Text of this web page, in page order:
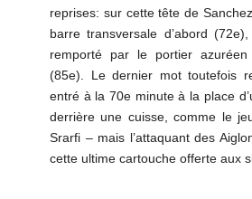
reprises: sur cette tête de
barre transversale d’abord
remporté par le portier
(85e). Le dernier mot toutefois
entré à la 70e minute à la place
derrière une cuisse, comme le
Srarfi – mais l’attaquant des
cette ultime cartouche offerte aux